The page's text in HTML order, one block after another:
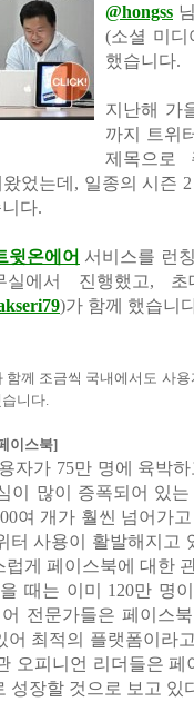
@hongss
(소셜 미디
했습니다.
지난해 가
까지 트위
제목으로
었는데 , 일종의 시즌
다.
윗온에어 서비스를 런
에서 진행했고,
)가 함께 했습니
께 조금씩 국내에서도 사
니다
이스북]
자가 75만 명에 육박
이 많이 증폭되어 있
여 개가 훨씬 넘어가
터 사용이 활발해지고
게 페이스북에 대한
때는 이미 120만 명
전문가들은 페이스
어 최적의 플랫폼이라
오피니언 리더들은 페
성장할 것으로 보고 있